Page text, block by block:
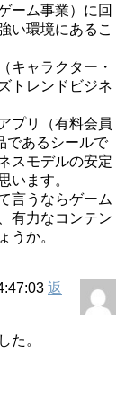
ーム事業）に回
い環境にあるこ
キャラクター・
トレンドビジネ
プリ（有料会員
であるシールで
スモデルの安定
います。
言うならゲーム
有力なコンテン
うか。
返
た。